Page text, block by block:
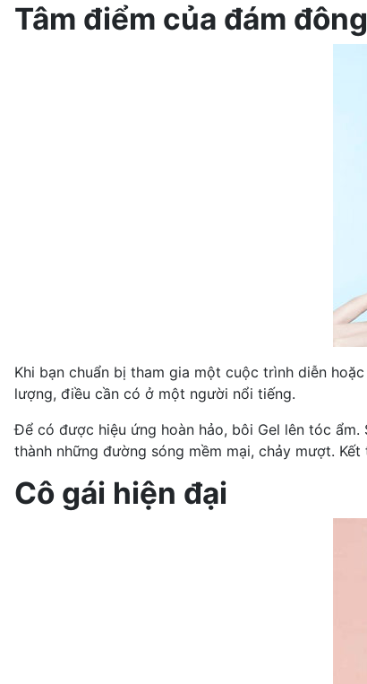
Tâm điểm của đám đông
Khi bạn chuẩn bị tham gia một cuộc trình diễn
lượng, điều cần có ở một người nổi tiếng.
Để có được hiệu ứng hoàn hảo, bôi Gel lên tóc
thành những đường sóng mềm mại, chảy mượt.
Cô gái hiện đại